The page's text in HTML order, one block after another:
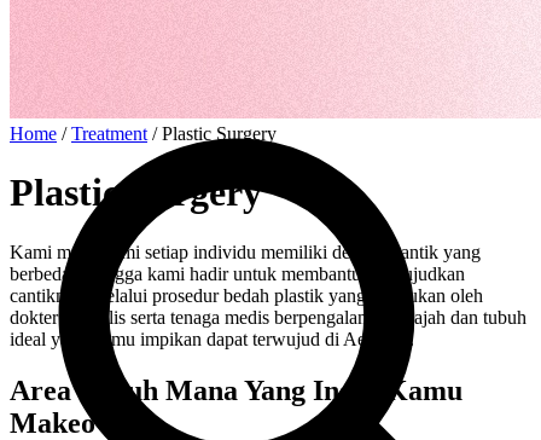
Home /Treatment /Plastic Surgery
Plastic Surgery
Kami memahami setiap individu memiliki definisi cantik yang
berbeda sehingga kami hadir untuk membantu mewujudkan
cantikmu. Melalui prosedur bedah plastik yang dilakukan oleh
dokter spesialis serta tenaga medis berpengalaman, wajah dan tubuh
ideal yang kamu impikan dapat terwujud di Aesthica.
Area Tubuh Mana Yang Ingin Kamu
Makeover?